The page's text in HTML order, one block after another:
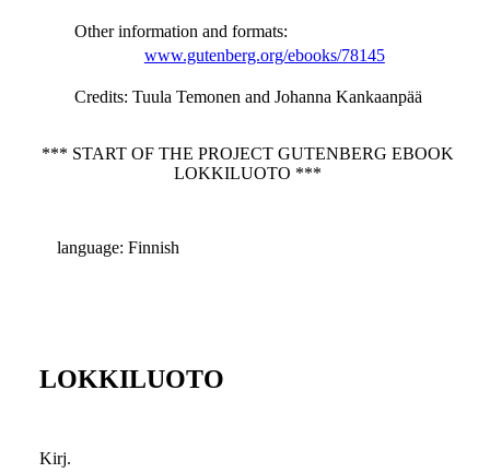
Other information and formats:
www.gutenberg.org/ebooks/78145
Credits: Tuula Temonen and Johanna Kankaanpää
*** START OF THE PROJECT GUTENBERG EBOOK
LOKKILUOTO ***
language: Finnish
LOKKILUOTO
Kirj.